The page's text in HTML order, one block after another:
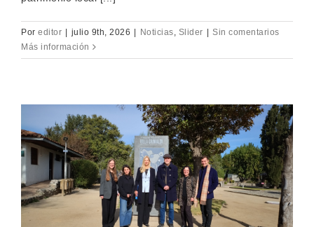
Por editor julio 9th, 2026 Noticias, Slider
Sin comentarios
Más información